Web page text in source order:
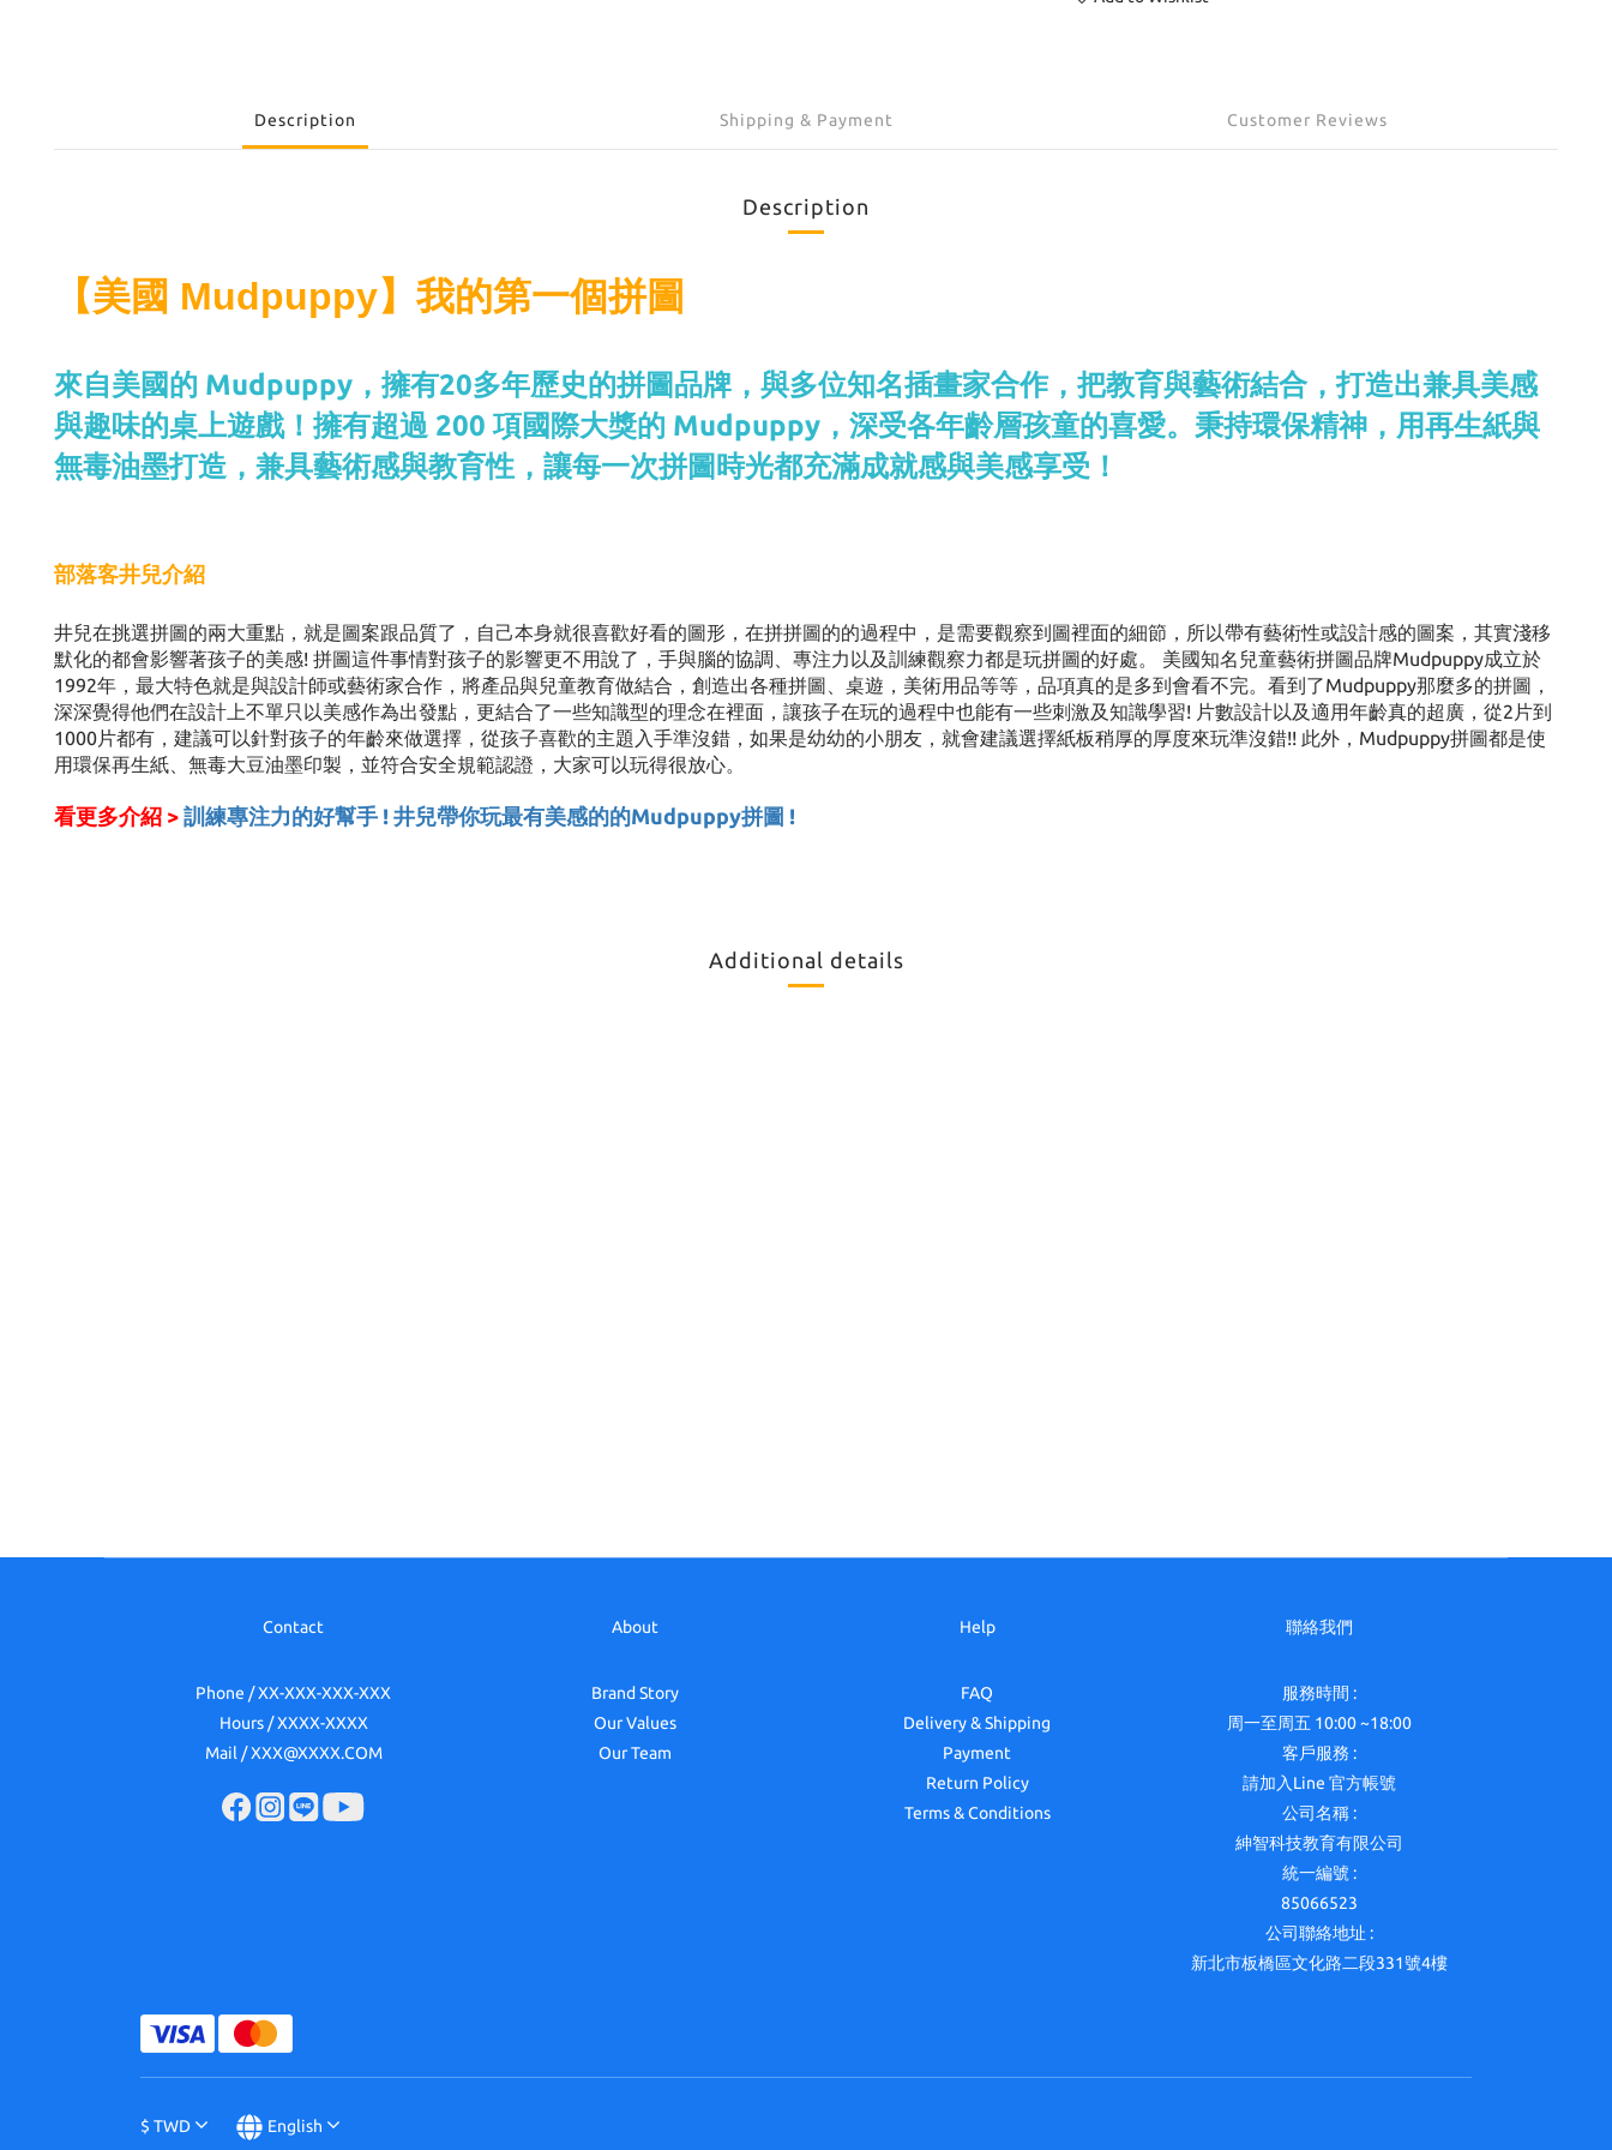
Description Shipping & Payment Customer Reviews
Description
【美國 Mudpuppy】我的第一個拼圖
來自美國的 Mudpuppy，擁有20多年歷史的拼圖品牌，與多位知名插畫家合作，把教育與藝術結合，打造出兼具美感
與趣味的桌上遊戲！擁有超過 200 項國際大獎的 Mudpuppy，深受各年齡層孩童的喜愛。秉持環保精神，用再生紙與
無毒油墨打造，兼具藝術感與教育性，讓每一次拼圖時光都充滿成就感與美感享受！
部落客井兒介紹
井兒在挑選拼圖的兩大重點，就是圖案跟品質了，自己本身就很喜歡好看的圖形，在拼拼圖的的過程中，是需要觀察到圖裡面的細節，所以帶有藝術性或設計感的圖案，其實淺移
默化的都會影響著孩子的美感! 拼圖這件事情對孩子的影響更不用說了，手與腦的協調、專注力以及訓練觀察力都是玩拼圖的好處。 美國知名兒童藝術拼圖品牌Mudpuppy成立於
1992年，最大特色就是與設計師或藝術家合作，將產品與兒童教育做結合，創造出各種拼圖、桌遊，美術用品等等，品項真的是多到會看不完。看到了Mudpuppy那麼多的拼圖，
深深覺得他們在設計上不單只以美感作為出發點，更結合了一些知識型的理念在裡面，讓孩子在玩的過程中也能有一些刺激及知識學習! 片數設計以及適用年齡真的超廣，從2片到
1000片都有，建議可以針對孩子的年齡來做選擇，從孩子喜歡的主題入手準沒錯，如果是幼幼的小朋友，就會建議選擇紙板稍厚的厚度來玩準沒錯!! 此外，Mudpuppy拼圖都是使
用環保再生紙、無毒大豆油墨印製，並符合安全規範認證，大家可以玩得很放心。
看更多介紹 > 訓練專注力的好幫手 ! 井兒帶你玩最有美感的的Mudpuppy拼圖 !
Additional details
Contact
Phone / XX-XXX-XXX-XXX
Hours / XXXX-XXXX
Mail / XXX@XXXX.COM
About
Brand Story
Our Values
Our Team
Help
FAQ
Delivery & Shipping
Payment
Return Policy
Terms & Conditions
聯絡我們
服務時間 :
周一至周五 10:00 ~18:00
客戶服務 :
請加入Line 官方帳號
公司名稱 :
紳智科技教育有限公司
統一編號 :
85066523
公司聯絡地址 :
新北市板橋區文化路二段331號4樓
$ TWD English